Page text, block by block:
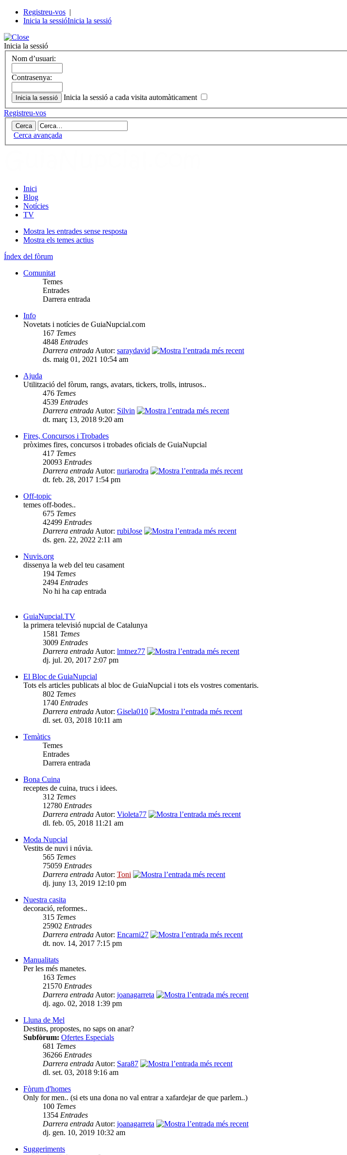
Registreu-vos |
Inicia la sessióInicia la sessió
Inicia la sessió
Nom d’usuari:
Contrasenya:
Inicia la sessió a cada visita automàticament
Registreu-vos
Cerca avançada
Inici
Blog
Notícies
TV
Mostra les entrades sense resposta
Mostra els temes actius
Índex del fòrum
Comunitat
Temes
Entrades
Darrera entrada
Info
Novetats i notícies de GuiaNupcial.com
167 Temes
4848 Entrades
Darrera entrada Autor: saraydavid
ds. maig 01, 2021 10:54 am
Ajuda
Utilització del fòrum, rangs, avatars, tickers, trolls, intrusos..
476 Temes
4539 Entrades
Darrera entrada Autor: Silvin
dt. març 13, 2018 9:20 am
Fires, Concursos i Trobades
pròximes fires, concursos i trobades oficials de GuiaNupcial
417 Temes
20093 Entrades
Darrera entrada Autor: nuriarodra
dt. feb. 28, 2017 1:54 pm
Off-topic
temes off-bodes..
675 Temes
42499 Entrades
Darrera entrada Autor: rubiJose
ds. gen. 22, 2022 2:11 am
Nuvis.org
dissenya la web del teu casament
194 Temes
2494 Entrades
No hi ha cap entrada
GuiaNupcial.TV
la primera televisió nupcial de Catalunya
1581 Temes
3009 Entrades
Darrera entrada Autor: lmtnez77
dj. jul. 20, 2017 2:07 pm
El Bloc de GuiaNupcial
Tots els articles publicats al bloc de GuiaNupcial i tots els vostres comentaris.
802 Temes
1740 Entrades
Darrera entrada Autor: Gisela010
dl. set. 03, 2018 10:11 am
Temàtics
Temes
Entrades
Darrera entrada
Bona Cuina
receptes de cuina, trucs i idees.
312 Temes
12780 Entrades
Darrera entrada Autor: Violeta77
dl. feb. 05, 2018 11:21 am
Moda Nupcial
Vestits de nuvi i núvia.
565 Temes
75059 Entrades
Darrera entrada Autor: Toni
dj. juny 13, 2019 12:10 pm
Nuestra casita
decoració, reformes..
315 Temes
25902 Entrades
Darrera entrada Autor: Encarni27
dt. nov. 14, 2017 7:15 pm
Manualitats
Per les més manetes.
163 Temes
21570 Entrades
Darrera entrada Autor: joanagarreta
dj. ago. 02, 2018 1:39 pm
Lluna de Mel
Destins, propostes, no saps on anar?
Subfòrum: Ofertes Especials
681 Temes
36266 Entrades
Darrera entrada Autor: Sara87
dl. set. 03, 2018 9:16 am
Fòrum d'homes
Only for men.. (si ets una dona no val entrar a xafardejar de que parlem..)
100 Temes
1354 Entrades
Darrera entrada Autor: joanagarreta
dj. gen. 10, 2019 10:32 am
Suggeriments